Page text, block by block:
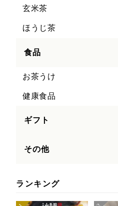
玄米茶
ほうじ茶
食品
お茶うけ
健康食品
ギフト
その他
ランキング